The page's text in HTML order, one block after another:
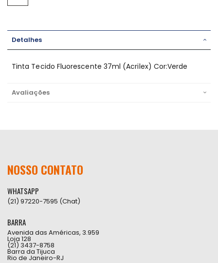
Detalhes
Tinta Tecido Fluorescente 37ml (Acrilex) Cor:Verde
Avaliações
NOSSO CONTATO
WHATSAPP
(21) 97220-7595 (Chat)
BARRA
Avenida das Américas, 3.959
Loja 128
(21) 3437-8758
Barra da Tijuca
Rio de Janeiro-RJ